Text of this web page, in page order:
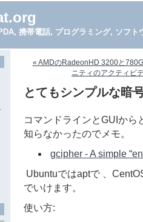
携帯電話, プログラミング, ソフト
« AMDのRadeonHD 3200と
ニティのアクティビ
とてもシンプルな暗
コマンドラインとGUIから
知らなかったのでメモ。
gcipher - A simple
Ubuntuではaptで 、
でいけます。
使い方: